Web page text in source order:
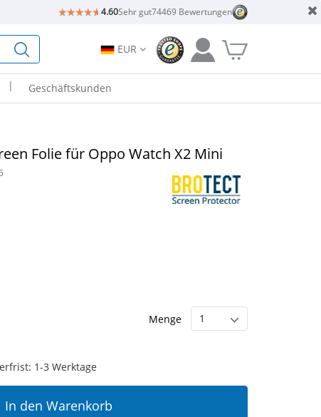
4.60Sehr gut74469 Bewertungen
EUR
| Geschäftskunden
Folie für Oppo Watch X2 Mini
Menge
1-3 Werktage
In den Warenkorb